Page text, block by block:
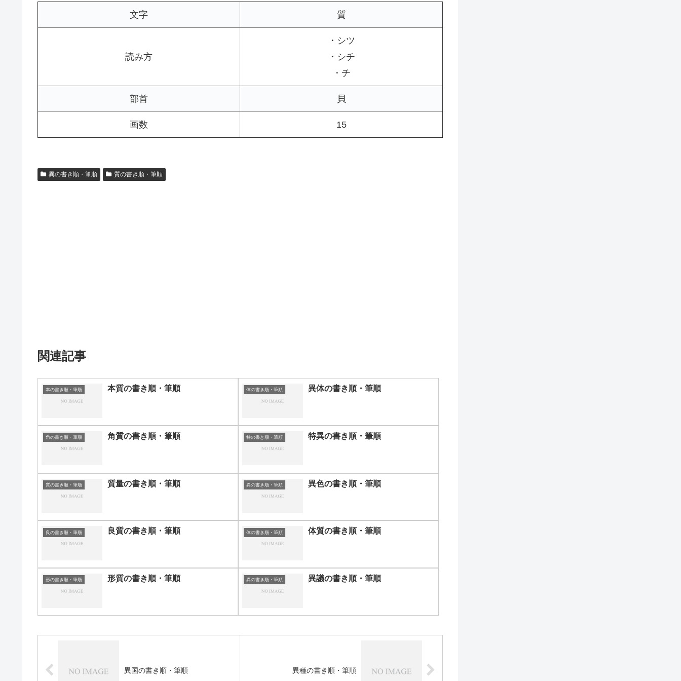
文字 質
読み方
・シツ
・シチ
・チ
部首 貝
画数 15
異の書き順・筆順 質の書き順・筆順
関連記事
本の書き順・筆順 本質の書き順・筆順 体の書き順・筆順 異体の書き順・筆順
角の書き順・筆順 角質の書き順・筆順 特の書き順・筆順 特異の書き順・筆順
質の書き順・筆順 質量の書き順・筆順 異の書き順・筆順 異色の書き順・筆順
良の書き順・筆順 良質の書き順・筆順 体の書き順・筆順 体質の書き順・筆順
形の書き順・筆順 形質の書き順・筆順 異の書き順・筆順 異議の書き順・筆順
異国の書き順・筆順 異種の書き順・筆順